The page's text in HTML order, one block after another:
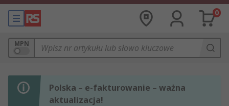
0
MPN
Polska – e-fakturowanie – ważna
aktualizacja!